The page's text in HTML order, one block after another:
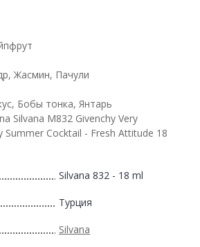
Жасмин, Пачули
Бобы тонка, Янтарь
Silvana M832 Givenchy Very
Summer Cocktail - Fresh Attitude 18
Silvana 832 - 18 ml
Турция
Silvana